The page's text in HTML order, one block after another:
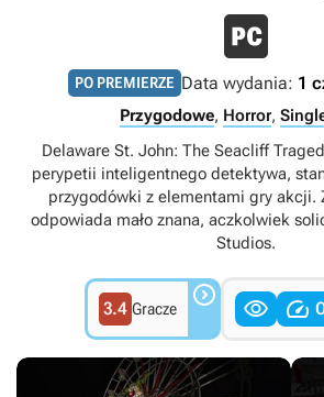
PO PREMIERZE Data wydania: 1
Przygodowe, Horror,
Delaware St. John: The Seacliff
perypetii inteligentnego detektywa,
przygodówki z elementami gry akcji.
odpowiada mało znana, aczkolwiek
Studios.
3.4 Gracze   